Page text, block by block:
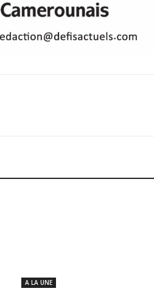
A LA UNE